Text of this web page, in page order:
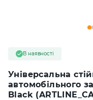
Універсальна
автомобільного
Black
В наявності